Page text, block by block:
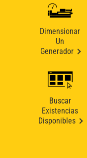
Dimensionar
Un
Generador
Buscar
Existencias
Disponibles